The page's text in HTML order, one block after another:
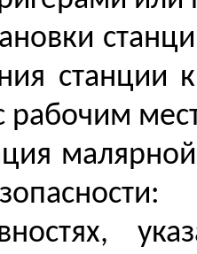
станции
рабочим
,